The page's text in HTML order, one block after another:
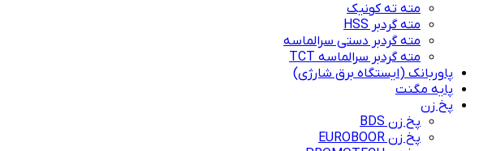
مته ته کونیک
مته گردبر HSS
مته گردبر دستی سرالماسه
مته گردبر سرالماسه TCT
پاوربانک (ایستگاه برق شارژی)
پایه مگنت
پخ زن
پخ زن BDS
پخ زن EUROBOOR